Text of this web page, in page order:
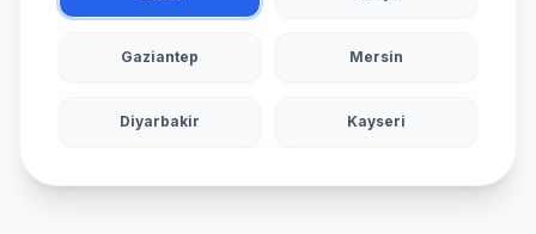
Gaziantep Mersin
Diyarbakir Kayseri